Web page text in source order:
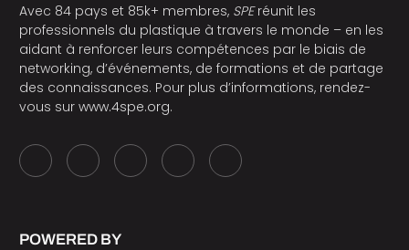
Avec 84 pays et 85k+ membres, SPEréunit les
professionnels du plastique à travers le monde – en les
aidant à renforcer leurs compétences par le biais de
networking, d’événements, de formations et de partage
des connaissances. Pour plus d’informations, rendez-
vous sur www.4spe.org.
POWERED BY